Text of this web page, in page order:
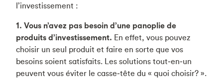
l’investissement :
1. Vous n’avez pas besoin d’une panoplie de
produits d’investissement. En effet, vous pouvez
choisir un seul produit et faire en sorte que vos
besoins soient satisfaits. Les solutions tout‑en‑un
peuvent vous éviter le casse‑tête du « quoi choisir? ».